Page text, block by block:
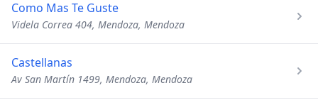
Como Mas Te Guste
Videla Correa 404, Mendoza, Mendoza
Castellanas
Av San Martín 1499, Mendoza, Mendoza